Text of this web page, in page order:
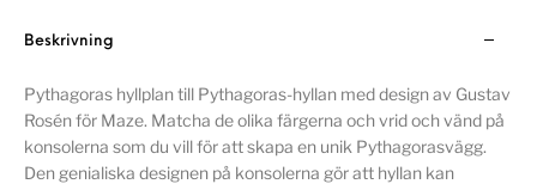
Beskrivning
Pythagoras hyllplan till Pythagoras-hyllan med design av Gustav
Rosén för Maze. Matcha de olika färgerna och vrid och vänd på
konsolerna som du vill för att skapa en unik Pythagorasvägg.
Den genialiska designen på konsolerna gör att hyllan kan